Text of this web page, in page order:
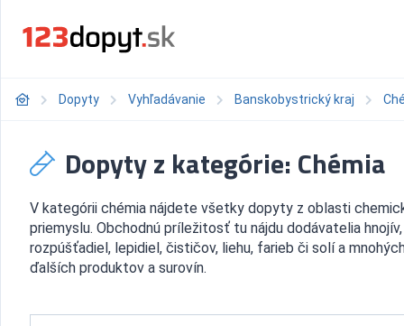
Dopyty Vyhľadávanie Banskobystrický kraj
Dopyty z kategórie: Chémia
V kategórii chémia nájdete všetky dopyty z oblasti
priemyslu. Obchodnú príležitosť tu nájdu dodávatelia hnojív,
rozpúšťadiel, lepidiel, čističov, liehu, farieb či solí a
ďalších produktov a surovín.